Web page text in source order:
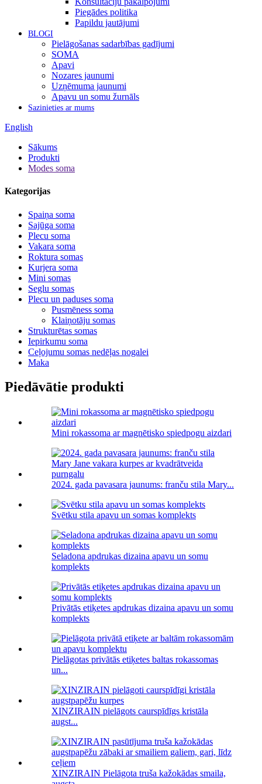
Piegādes politika
Papildu jautājumi
BLOGI
Pielāgošanas sadarbības gadījumi
SOMA
Apavi
Nozares jaunumi
Uzņēmuma jaunumi
Apavu un somu žurnāls
Sazinieties ar mums
English
Sākums
Produkti
Modes soma
Kategorijas
Spaiņa soma
Sajūga soma
Plecu soma
Vakara soma
Roktura somas
Kurjera soma
Mini somas
Seglu somas
Plecu un paduses soma
Pusmēness soma
Klaiņotāju somas
Strukturētas somas
Iepirkumu soma
Ceļojumu somas nedēļas nogalei
Maka
Piedāvātie produkti
Mini rokassoma ar magnētisko spiedpogu aizdari
2024. gada pavasara jaunums: franču stila Mary...
Svētku stila apavu un somas komplekts
Seladona apdrukas dizaina apavu un somu
komplekts
Privātās etiķetes apdrukas dizaina apavu un somu
komplekts
Pielāgotas privātās etiķetes baltas rokassomas
un...
XINZIRAIN pielāgots caurspīdīgs kristāla
augst...
XINZIRAIN Pielāgota truša kažokādas smaila,